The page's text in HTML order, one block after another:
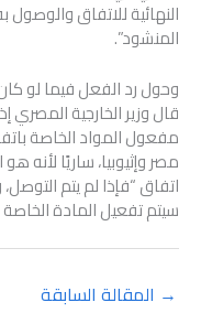
النهائية للاتفاق
المنشود”.
وحول رد الفعل فيما لو
قال وزير الخارجية المصري
مصر وإثيوبيا، ساريًا لأنه
اتفاق “فإذا لم يتم
سيتم تفعيل المادة الخاصة
→ المقالة السابقة